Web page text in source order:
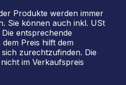
Produkte werden immer
Sie können auch inkl. USt
entsprechende
Preis hilft dem
zurechtzufinden. Die
im Verkaufspreis